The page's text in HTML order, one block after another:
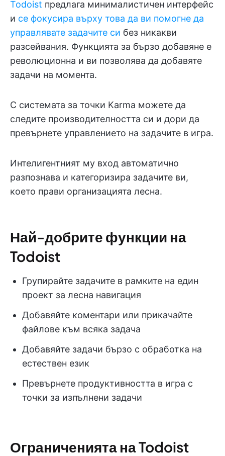
Todoist предлага минималистичен интерфейс
и се фокусира върху това да ви помогне да
управлявате задачите си без никакви
разсейвания. Функцията за бързо добавяне е
революционна и ви позволява да добавяте
задачи на момента.
С системата за точки Karma можете да
следите производителността си и дори да
превърнете управлението на задачите в игра.
Интелигентният му вход автоматично
разпознава и категоризира задачите ви,
което прави организацията лесна.
Най-добрите функции на
Todoist
Групирайте задачите в рамките на един
проект за лесна навигация
Добавяйте коментари или прикачайте
файлове към всяка задача
Добавяйте задачи бързо с обработка на
естествен език
Превърнете продуктивността в игра с
точки за изпълнени задачи
Ограниченията на Todoist